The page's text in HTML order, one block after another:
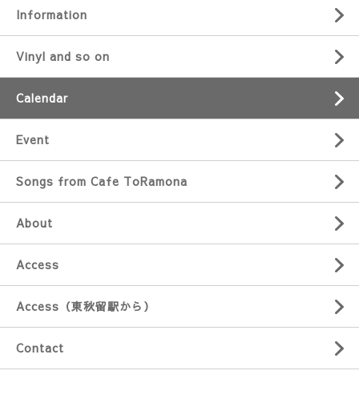
Information
Vinyl and so on
Calendar
Event
Songs from Cafe ToRamona
About
Access
Access（東秋留駅から）
Contact